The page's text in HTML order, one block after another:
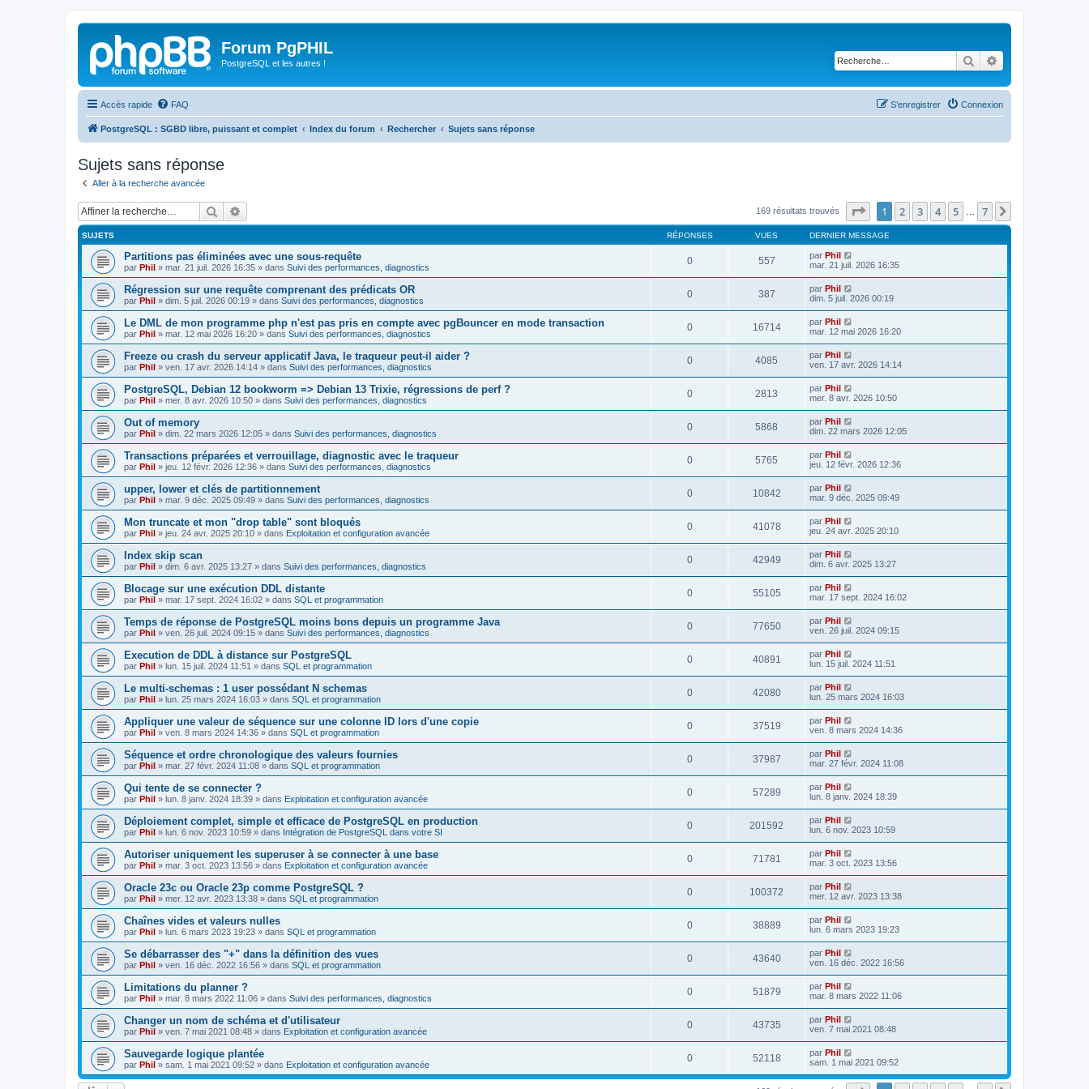
Forum PgPHIL
PostgreSQL et les autres ! Rechercher
Accès rapide FAQ Connexion
S’enregistrer
PostgreSQL : SGBD libre, puissant et complet Index du forum Rechercher Sujets sans réponse
Sujets sans réponse
Aller à la recherche avancée
Rechercher 169 résultats trouvés Page sur7
1 2 3 4 5 7
SUJETS RÉPONSES VUES DERNIER MESSAGE
Partitions pas éliminées avec une sous-requête
par Phil » mar. 21 juil. 2026 16:35 » dans Suivi des performances, diagnostics
0 557 par Phil
mar. 21 juil. 2026 16:35
Régression sur une requête comprenant des prédicats OR
par Phil » dim. 5 juil. 2026 00:19 » dans Suivi des performances, diagnostics
0 387 par Phil
dim. 5 juil. 2026 00:19
Le DML de mon programme php n'est pas pris en compte avec pgBouncer en mode transaction
par Phil » mar. 12 mai 2026 16:20 » dans Suivi des performances, diagnostics
0 16714 par Phil
mar. 12 mai 2026 16:20
Freeze ou crash du serveur applicatif Java, le traqueur peut-il aider ?
par Phil » ven. 17 avr. 2026 14:14 » dans Suivi des performances, diagnostics
0 4085 par Phil
ven. 17 avr. 2026 14:14
PostgreSQL, Debian 12 bookworm => Debian 13 Trixie, régressions de perf ?
par Phil » mer. 8 avr. 2026 10:50 » dans Suivi des performances, diagnostics
0 2813 par Phil
mer. 8 avr. 2026 10:50
Out of memory
par Phil » dim. 22 mars 2026 12:05 » dans Suivi des performances, diagnostics
0 5868 par Phil
dim. 22 mars 2026 12:05
Transactions préparées et verrouillage, diagnostic avec le traqueur
par Phil » jeu. 12 févr. 2026 12:36 » dans Suivi des performances, diagnostics
0 5765 par Phil
jeu. 12 févr. 2026 12:36
upper, lower et clés de partitionnement
par Phil » mar. 9 déc. 2025 09:49 » dans Suivi des performances, diagnostics
0 10842 par Phil
mar. 9 déc. 2025 09:49
Mon truncate et mon "drop table" sont bloqués
par Phil » jeu. 24 avr. 2025 20:10 » dans Exploitation et configuration avancée
0 41078 par Phil
jeu. 24 avr. 2025 20:10
Index skip scan
par Phil » dim. 6 avr. 2025 13:27 » dans Suivi des performances, diagnostics
0 42949 par Phil
dim. 6 avr. 2025 13:27
Blocage sur une exécution DDL distante
par Phil » mar. 17 sept. 2024 16:02 » dans SQL et programmation
0 55105 par Phil
mar. 17 sept. 2024 16:02
Temps de réponse de PostgreSQL moins bons depuis un programme Java
par Phil » ven. 26 juil. 2024 09:15 » dans Suivi des performances, diagnostics
0 77650 par Phil
ven. 26 juil. 2024 09:15
Execution de DDL à distance sur PostgreSQL
par Phil » lun. 15 juil. 2024 11:51 » dans SQL et programmation
0 40891 par Phil
lun. 15 juil. 2024 11:51
Le multi-schemas : 1 user possédant N schemas
par Phil » lun. 25 mars 2024 16:03 » dans SQL et programmation
0 42080 par Phil
lun. 25 mars 2024 16:03
Appliquer une valeur de séquence sur une colonne ID lors d'une copie
par Phil » ven. 8 mars 2024 14:36 » dans SQL et programmation
0 37519 par Phil
ven. 8 mars 2024 14:36
Séquence et ordre chronologique des valeurs fournies
par Phil » mar. 27 févr. 2024 11:08 » dans SQL et programmation
0 37987 par Phil
mar. 27 févr. 2024 11:08
Qui tente de se connecter ?
par Phil » lun. 8 janv. 2024 18:39 » dans Exploitation et configuration avancée
0 57289 par Phil
lun. 8 janv. 2024 18:39
Déploiement complet, simple et efficace de PostgreSQL en production
par Phil » lun. 6 nov. 2023 10:59 » dans Intégration de PostgreSQL dans votre SI
0 201592 par Phil
lun. 6 nov. 2023 10:59
Autoriser uniquement les superuser à se connecter à une base
par Phil » mar. 3 oct. 2023 13:56 » dans Exploitation et configuration avancée
0 71781 par Phil
mar. 3 oct. 2023 13:56
Oracle 23c ou Oracle 23p comme PostgreSQL ?
par Phil » mer. 12 avr. 2023 13:38 » dans SQL et programmation
0 100372 par Phil
mer. 12 avr. 2023 13:38
Chaînes vides et valeurs nulles
par Phil » lun. 6 mars 2023 19:23 » dans SQL et programmation
0 38889 par Phil
lun. 6 mars 2023 19:23
Se débarrasser des "+" dans la définition des vues
par Phil » ven. 16 déc. 2022 16:56 » dans SQL et programmation
0 43640 par Phil
ven. 16 déc. 2022 16:56
Limitations du planner ?
par Phil » mar. 8 mars 2022 11:06 » dans Suivi des performances, diagnostics
0 51879 par Phil
mar. 8 mars 2022 11:06
Changer un nom de schéma et d'utilisateur
par Phil » ven. 7 mai 2021 08:48 » dans Exploitation et configuration avancée
0 43735 par Phil
ven. 7 mai 2021 08:48
Sauvegarde logique plantée
par Phil » sam. 1 mai 2021 09:52 » dans Exploitation et configuration avancée
0 52118 par Phil
sam. 1 mai 2021 09:52